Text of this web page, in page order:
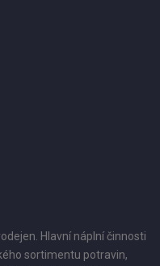
Hlavní náplní činnosti
sortimentu potravin,